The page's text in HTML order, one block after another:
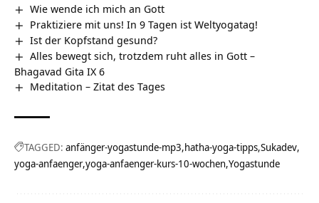
Wie wende ich mich an Gott
Praktiziere mit uns! In 9 Tagen ist Weltyogatag!
Ist der Kopfstand gesund?
Alles bewegt sich, trotzdem ruht alles in Gott –
Bhagavad Gita IX 6
Meditation – Zitat des Tages
TAGGED: anfänger-yogastunde-mp3 hatha-yoga-tipps Sukadev
yoga-anfaenger yoga-anfaenger-kurs-10-wochen Yogastunde